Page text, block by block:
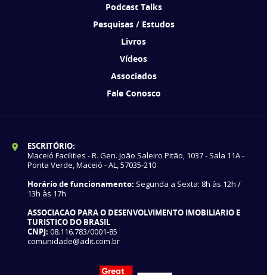
Podcast Talks
Pesquisas / Estudos
Livros
Vídeos
Associados
Fale Conosco
ESCRITÓRIO:
Maceió Facilities - R. Gen. João Saleiro Pitão, 1037 - Sala 11A -
Ponta Verde, Maceió - AL, 57035-210
Horário de funcionamento: Segunda a Sexta: 8h às 12h /
13h às 17h
ASSOCIACAO PARA O DESENVOLVIMENTO IMOBILIARIO E
TURISTICO DO BRASIL
CNPJ: 08.116.783/0001-85
comunidade@adit.com.br